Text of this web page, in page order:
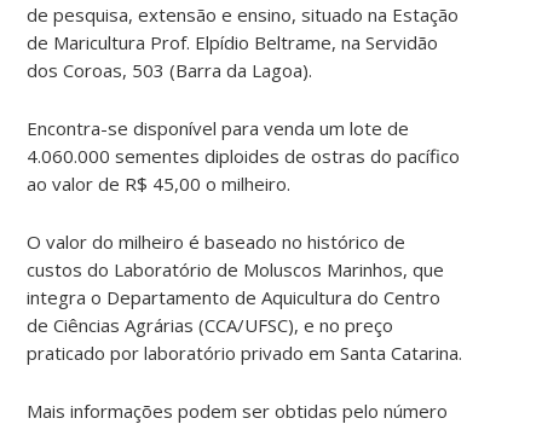
de pesquisa, extensão e ensino, situado na Estação
de Maricultura Prof. Elpídio Beltrame, na Servidão
dos Coroas, 503 (Barra da Lagoa).
Encontra-se disponível para venda um lote de
4.060.000 sementes diploides de ostras do pacífico
ao valor de R$ 45,00 o milheiro.
O valor do milheiro é baseado no histórico de
custos do Laboratório de Moluscos Marinhos, que
integra o Departamento de Aquicultura do Centro
de Ciências Agrárias (CCA/UFSC), e no preço
praticado por laboratório privado em Santa Catarina.
Mais informações podem ser obtidas pelo número